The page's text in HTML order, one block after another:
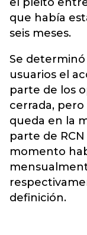
que había
seis meses.
Se
usuarios el
parte de los
cerrada,
queda en la
parte de
momento
definición.